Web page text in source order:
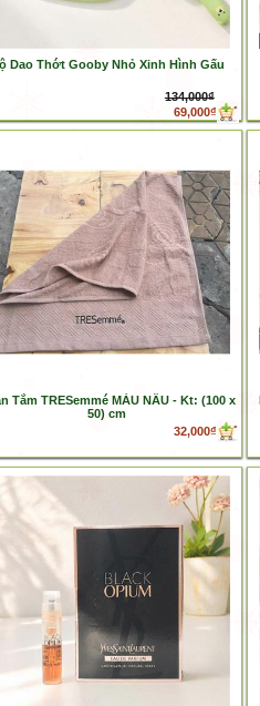
Dao Thớt Gooby Nhỏ Xinh Hình Gấu
134,000₫
69,000₫
Tắm TRESemmé MÀU NÂU - Kt: (100 x
50) cm
32,000₫